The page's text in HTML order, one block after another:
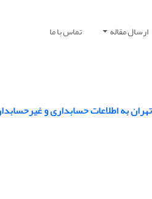
ارسال مقاله تماس با ما
تهران به اطلاعات حسابداری و